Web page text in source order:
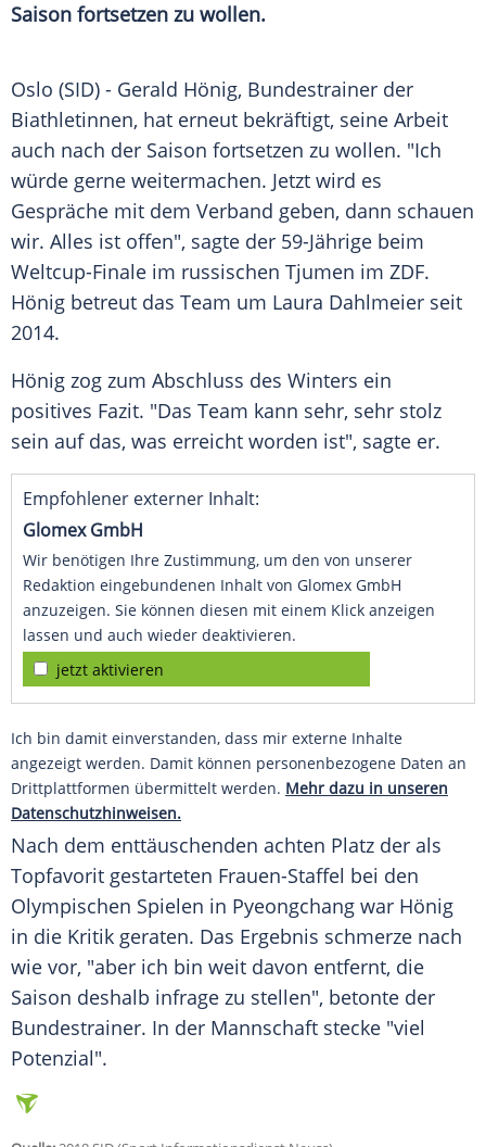
Saison fortsetzen zu wollen.
Oslo (SID) - Gerald Hönig, Bundestrainer der
Biathletinnen, hat erneut bekräftigt, seine Arbeit
auch nach der Saison fortsetzen zu wollen. "Ich
würde gerne weitermachen. Jetzt wird es
Gespräche mit dem Verband geben, dann schauen
wir. Alles ist offen", sagte der 59-Jährige beim
Weltcup-Finale im russischen Tjumen im ZDF.
Hönig betreut das Team um Laura Dahlmeier seit
2014.
Hönig zog zum Abschluss des Winters ein
positives Fazit. "Das Team kann sehr, sehr stolz
sein auf das, was erreicht worden ist", sagte er.
Empfohlener externer Inhalt:
Glomex GmbH
Wir benötigen Ihre Zustimmung, um den von unserer
Redaktion eingebundenen Inhalt von Glomex GmbH
anzuzeigen. Sie können diesen mit einem Klick anzeigen
lassen und auch wieder deaktivieren.
jetzt aktivieren
Ich bin damit einverstanden, dass mir externe Inhalte
angezeigt werden. Damit können personenbezogene Daten an
Drittplattformen übermittelt werden. Mehr dazu in unseren
Datenschutzhinweisen.
Nach dem enttäuschenden achten Platz der als
Topfavorit gestarteten Frauen-Staffel bei den
Olympischen Spielen in Pyeongchang war Hönig
in die Kritik geraten. Das Ergebnis schmerze nach
wie vor, "aber ich bin weit davon entfernt, die
Saison deshalb infrage zu stellen", betonte der
Bundestrainer. In der Mannschaft stecke "viel
Potenzial".